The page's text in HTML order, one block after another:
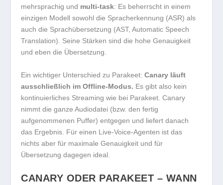
mehrsprachig und multi-task: Es beherrscht in einem
einzigen Modell sowohl die Spracherkennung (ASR) als
auch die Sprachübersetzung (AST, Automatic Speech
Translation). Seine Stärken sind die hohe Genauigkeit
und eben die Übersetzung.
Ein wichtiger Unterschied zu Parakeet:Canary läuft
ausschließlich im Offline-Modus. Es gibt also kein
kontinuierliches Streaming wie bei Parakeet. Canary
nimmt die ganze Audiodatei (bzw. den fertig
aufgenommenen Puffer) entgegen und liefert danach
das Ergebnis. Für einen Live-Voice-Agenten ist das
nichts aber für maximale Genauigkeit und für
Übersetzung dagegen ideal.
CANARY ODER PARAKEET – WANN